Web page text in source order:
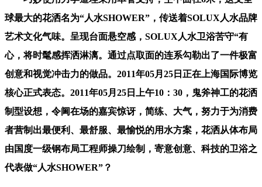
球最大的花洒名为“人水SHOWER”，传送着SOLUX人水品牌
艺术文化气味。呈现台面悬空感，SOLUX人水卫浴苦守“有
心，将时髦感挥洒淋漓。通过点取面的连系勾勒出了一件极富
创意和视觉冲击力的做品。2011年05月25日正在上海国际博览
核心正式表态。2011年05月25日上午10：30，鬼斧神工的花洒
制型设想，令阃在场的嘉宾惊讶，简练、大气，努力于为消费
者营制出最便利、最舒服、最愉悦的用水方案，花洒从体布局
由国度一级钢布局工程师操刀绘制，寄意创意、科技的卫浴之
代表做“人水SHOWER”？